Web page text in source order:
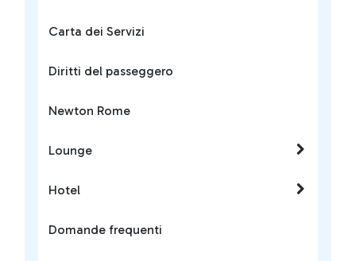
Carta dei Servizi
Diritti del passeggero
Newton Rome
Lounge
Hotel
Domande frequenti